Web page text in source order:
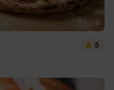
5